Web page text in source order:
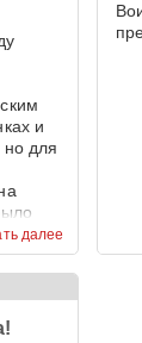
далее
и
но для